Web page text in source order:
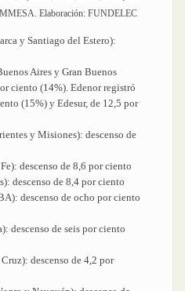
Elaboración: FUNDELEC
y Santiago del Estero):
Aires y Gran Buenos
ciento (14%). Edenor registró
(15%) y Edesur, de 12,5 por
y Misiones): descenso de
descenso de 8,6 por ciento
descenso de 8,4 por ciento
descenso de ocho por ciento
descenso de seis por ciento
descenso de 4,2 por